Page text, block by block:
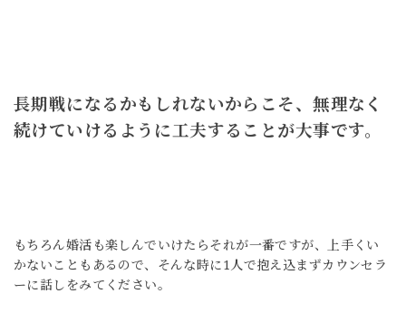
長期戦になるかもしれないからこそ、無理なく
続けていけるように工夫することが大事です。
もちろん婚活も楽しんでいけたらそれが一番ですが、
上手くい
かないこともあるので、 そんな時に1人で抱え込まずカウンセラ
ーに話しをみてください。